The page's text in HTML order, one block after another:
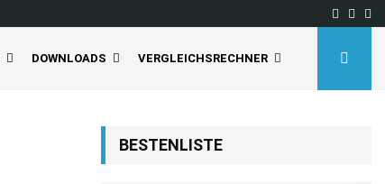
DOWNLOADS VERGLEICHSRECHNER
BESTENLISTE